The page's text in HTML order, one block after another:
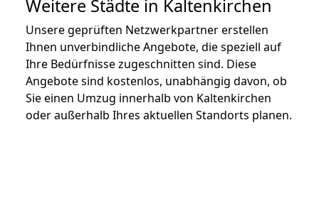
Weitere Städte in Kaltenkirchen
Unsere geprüften Netzwerkpartner erstellen
Ihnen unverbindliche Angebote, die speziell auf
Ihre Bedürfnisse zugeschnitten sind. Diese
Angebote sind kostenlos, unabhängig davon, ob
Sie einen Umzug innerhalb von Kaltenkirchen
oder außerhalb Ihres aktuellen Standorts planen.